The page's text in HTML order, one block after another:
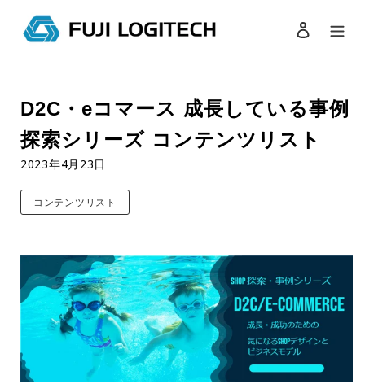
検索
ログイン
D2C・eコマース 成長している事例
探索シリーズ コンテンツリスト
2023年4月23日
コンテンツリスト